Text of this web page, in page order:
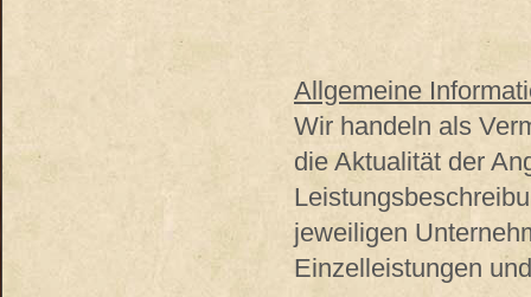
Allgemeine
Wir handeln als
die Aktualität der
jeweiligen
Einzelleistungen